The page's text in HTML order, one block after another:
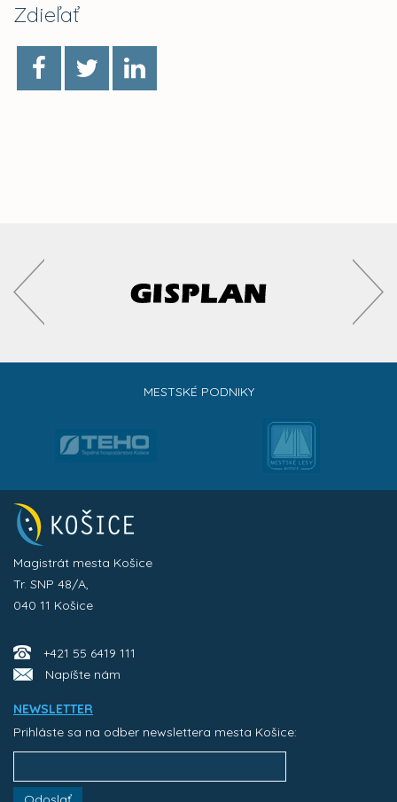
Zdieľať
MESTSKÉ PODNIKY
Magistrát mesta Košice
Tr. SNP 48/A,
040 11 Košice
+421 55 6419 111
Napíšte nám
NEWSLETTER
Prihláste sa na odber newslettera mesta Košice: